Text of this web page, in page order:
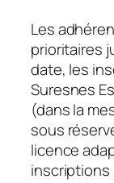
Les
prioritaires
date, les
Suresnes
(dans la
sous
licence
inscriptions